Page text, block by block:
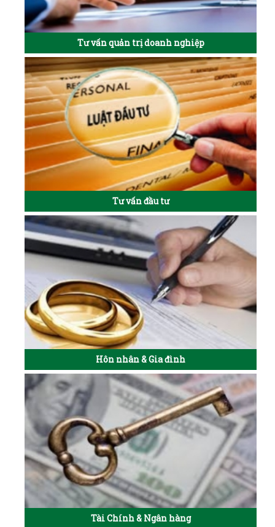
Tư vấn quản trị doanh nghiệp
Tư vấn đầu tư
Hôn nhân & Gia đình
Tài Chính & Ngân hàng